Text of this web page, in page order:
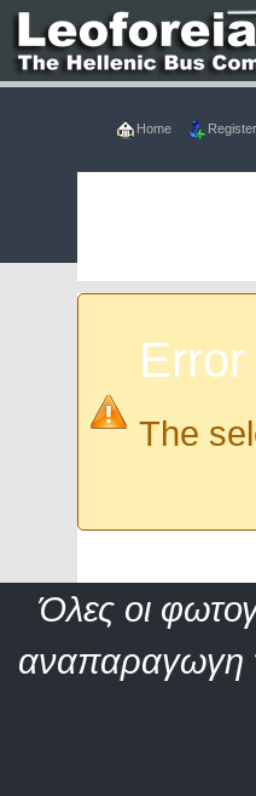
Home Register
Error
The
Όλες οι
αναπαραγωγη